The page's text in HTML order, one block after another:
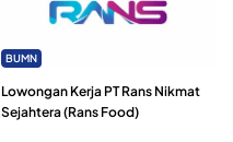
BUMN
Lowongan Kerja PT Rans Nikmat
Sejahtera (Rans Food)